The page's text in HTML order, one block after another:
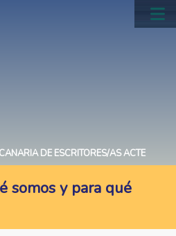
DE ESCRITORES/AS ACTE
somos y para qué